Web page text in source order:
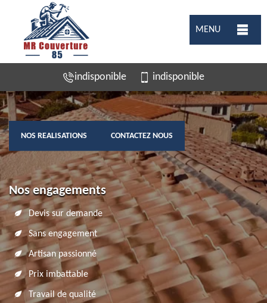
MENU
indisponible indisponible
NOS REALISATIONS CONTACTEZ NOUS
Nos engagements
Devis sur demande
Sans engagement
Artisan passionné
Prix imbattable
Travail de qualité